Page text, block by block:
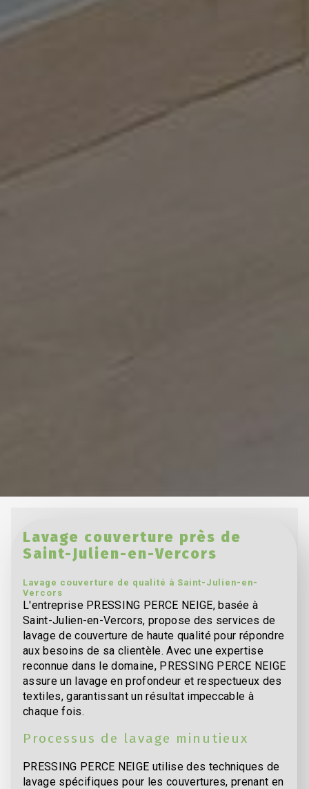
Lavage couverture près de
Saint-Julien-en-Vercors
Lavage couverture de qualité à Saint-Julien-en-
Vercors
L'entreprise PRESSING PERCE NEIGE, basée à
Saint-Julien-en-Vercors, propose des services de
lavage de couverture de haute qualité pour répondre
aux besoins de sa clientèle. Avec une expertise
reconnue dans le domaine, PRESSING PERCE NEIGE
assure un lavage en profondeur et respectueux des
textiles, garantissant un résultat impeccable à
chaque fois.
Processus de lavage minutieux
PRESSING PERCE NEIGE utilise des techniques de
lavage spécifiques pour les couvertures, prenant en